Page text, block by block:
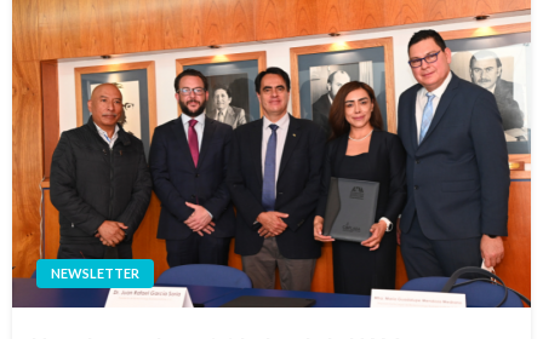
NEWSLETTER